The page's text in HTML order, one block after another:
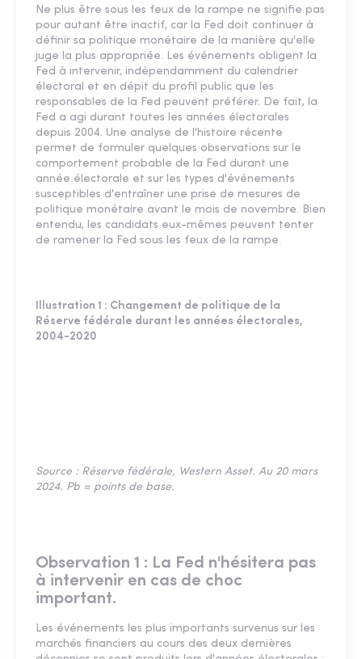
Ne plus être sous les feux de la rampe ne signifie pas
pour autant être inactif, car la Fed doit continuer à
définir sa politique monétaire de la manière qu'elle
juge la plus appropriée. Les événements obligent la
Fed à intervenir, indépendamment du calendrier
électoral et en dépit du profil public que les
responsables de la Fed peuvent préférer. De fait, la
Fed a agi durant toutes les années électorales
depuis 2004. Une analyse de l'histoire récente
permet de formuler quelques observations sur le
comportement probable de la Fed durant une
année électorale et sur les types d'événements
susceptibles d'entraîner une prise de mesures de
politique monétaire avant le mois de novembre. Bien
entendu, les candidats eux-mêmes peuvent tenter
de ramener la Fed sous les feux de la rampe.
Illustration 1 : Changement de politique de la
Réserve fédérale durant les années électorales,
2004-2020
Source : Réserve fédérale, Western Asset. Au 20 mars
2024. Pb = points de base.
Observation 1 : La Fed n'hésitera pas
à intervenir en cas de choc
important.
Les événements les plus importants survenus sur les
marchés financiers au cours des deux dernières